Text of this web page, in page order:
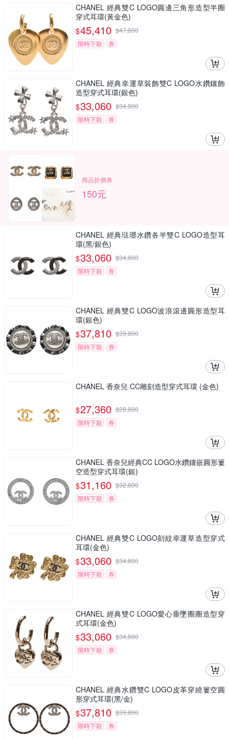
CHANEL 經典雙C LOGO圓邊三角形造型半圈
穿式耳環(黃金色)
$45,410 $47,800
限時下殺
券
CHANEL 經典幸運草裝飾雙C LOGO水鑽鑲飾
造型穿式耳環(銀色)
$33,060 $34,800
限時下殺
券
商品折價券
150元
CHANEL 經典琺瑯水鑽各半雙C LOGO造型耳
環(黑/銀色)
$33,060 $34,800
限時下殺
券
CHANEL 經典雙C LOGO波浪滾邊圓形造型耳
環(銀色)
$37,810 $39,800
限時下殺
券
CHANEL 香奈兒 CC雕刻造型穿式耳環 (金色)
$27,360 $28,800
限時下殺
券
CHANEL 香奈兒經典CC LOGO水鑽鑲嵌圓形簍
空造型穿式耳環(銀)
$31,160 $32,800
限時下殺
券
CHANEL 經典雙C LOGO刻紋幸運草造型穿式
耳環(金色)
$33,060 $34,800
限時下殺
券
CHANEL 經典雙C LOGO愛心垂墜圈圈造型穿
式耳環(金色)
$33,060 $34,800
限時下殺
券
CHANEL 經典水鑽雙C LOGO皮革穿繞簍空圓
形穿式耳環(黑/金)
$37,810 $39,800
限時下殺
券